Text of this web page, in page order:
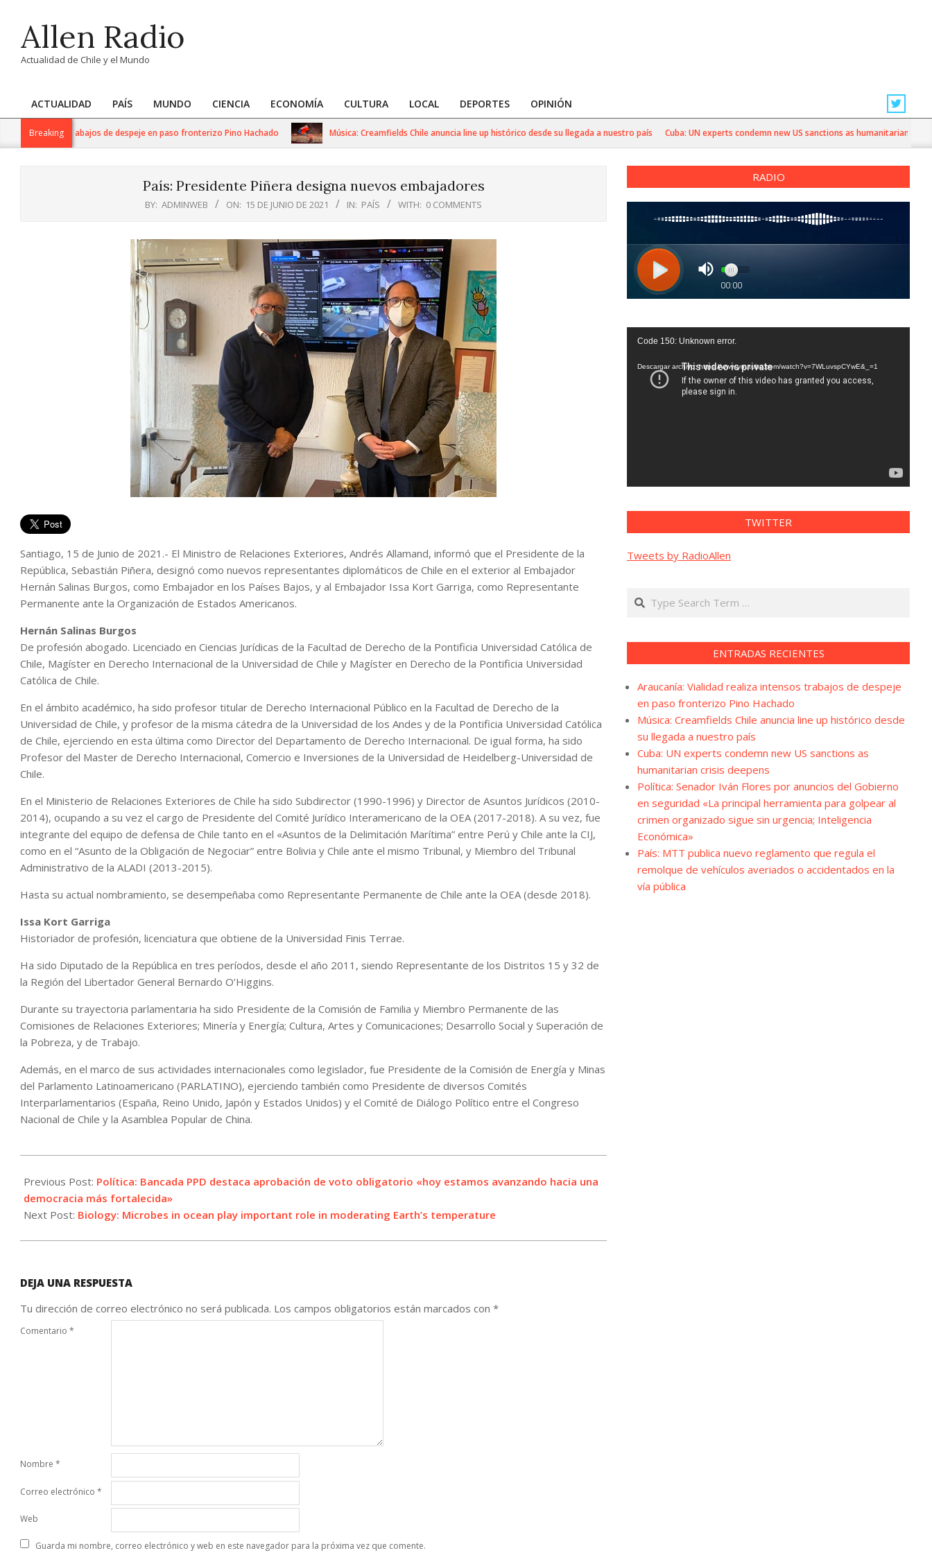
contentAllen Radio
Actualidad de Chile y el Mundo
Primary
Navigation
ACTUALIDAD PAÍS MUNDO CIENCIA ECONOMÍA CULTURA LOCAL DEPORTES OPINIÓN
Breaking
intensos trabajos de despeje en paso fronterizo Pino Hachado Música: Creamfields Chile anuncia line up histórico desde su llegada a nuestro país Cuba: UN experts condemn new US sanctions as humanitarian crisis
País: Presidente Piñera designa nuevos embajadores
BY: ADMINWEB ON: 15 DE JUNIO DE 2021 IN: PAÍS WITH: 0 COMMENTS
Santiago, 15 de Junio de 2021.- El Ministro de Relaciones Exteriores, Andrés Allamand, informó que el Presidente de la
República, Sebastián Piñera, designó como nuevos representantes diplomáticos de Chile en el exterior al Embajador
Hernán Salinas Burgos, como Embajador en los Países Bajos, y al Embajador Issa Kort Garriga, como Representante
Permanente ante la Organización de Estados Americanos.
Hernán Salinas Burgos
De profesión abogado. Licenciado en Ciencias Jurídicas de la Facultad de Derecho de la Pontificia Universidad Católica de
Chile, Magíster en Derecho Internacional de la Universidad de Chile y Magíster en Derecho de la Pontificia Universidad
Católica de Chile.
En el ámbito académico, ha sido profesor titular de Derecho Internacional Público en la Facultad de Derecho de la
Universidad de Chile, y profesor de la misma cátedra de la Universidad de los Andes y de la Pontificia Universidad Católica
de Chile, ejerciendo en esta última como Director del Departamento de Derecho Internacional. De igual forma, ha sido
Profesor del Master de Derecho Internacional, Comercio e Inversiones de la Universidad de Heidelberg-Universidad de
Chile.
En el Ministerio de Relaciones Exteriores de Chile ha sido Subdirector (1990-1996) y Director de Asuntos Jurídicos (2010-
2014), ocupando a su vez el cargo de Presidente del Comité Jurídico Interamericano de la OEA (2017-2018). A su vez, fue
integrante del equipo de defensa de Chile tanto en el «Asuntos de la Delimitación Marítima” entre Perú y Chile ante la CIJ,
como en el “Asunto de la Obligación de Negociar” entre Bolivia y Chile ante el mismo Tribunal, y Miembro del Tribunal
Administrativo de la ALADI (2013-2015).
Hasta su actual nombramiento, se desempeñaba como Representante Permanente de Chile ante la OEA (desde 2018).
Issa Kort Garriga
Historiador de profesión, licenciatura que obtiene de la Universidad Finis Terrae.
Ha sido Diputado de la República en tres períodos, desde el año 2011, siendo Representante de los Distritos 15 y 32 de
la Región del Libertador General Bernardo O’Higgins.
Durante su trayectoria parlamentaria ha sido Presidente de la Comisión de Familia у Miembro Permanente de las
Comisiones de Relaciones Exteriores; Minería y Energía; Cultura, Artes y Comunicaciones; Desarrollo Social y Superación de
la Pobreza, y de Trabajo.
Además, en el marco de sus actividades internacionales como legislador, fue Presidente de la Comisión de Energía y Minas
del Parlamento Latinoamericano (PARLATINO), ejerciendo también como Presidente de diversos Comités
Interparlamentarios (España, Reino Unido, Japón y Estados Unidos) y el Comité de Diálogo Político entre el Congreso
Nacional de Chile y la Asamblea Popular de China.
06-
15
Previous Post: Política: Bancada PPD destaca aprobación de voto obligatorio «hoy estamos avanzando hacia una
democracia más fortalecida»
Next Post: Biology: Microbes in ocean play important role in moderating Earth’s temperature
DEJA UNA RESPUESTA
Tu dirección de correo electrónico no será publicada. Los campos obligatorios están marcados con *
Comentario *
Nombre *
Correo electrónico *
Web
Guarda mi nombre, correo electrónico y web en este navegador para la próxima vez que comente.
RADIO
Reproductor
vídeo
Code 150: Unknown error.
Descargar archivo: https://www.youtube.com/watch?v=7WLuvspCYwE&_=1
TWITTER
Tweets by RadioAllen
Search
ENTRADAS RECIENTES
Araucanía: Vialidad realiza intensos trabajos de despeje
en paso fronterizo Pino Hachado
Música: Creamfields Chile anuncia line up histórico desde
su llegada a nuestro país
Cuba: UN experts condemn new US sanctions as
humanitarian crisis deepens
Política: Senador Iván Flores por anuncios del Gobierno
en seguridad «La principal herramienta para golpear al
crimen organizado sigue sin urgencia; Inteligencia
Económica»
País: MTT publica nuevo reglamento que regula el
remolque de vehículos averiados o accidentados en la
vía pública